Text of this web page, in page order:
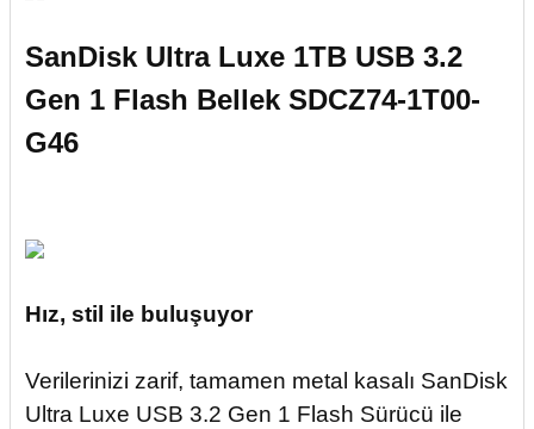
SanDisk Ultra Luxe 1TB USB 3.2
Gen 1 Flash Bellek SDCZ74-1T00-
G46
Hız, stil ile buluşuyor
Verilerinizi zarif, tamamen metal kasalı SanDisk
Ultra Luxe USB 3.2 Gen 1 Flash Sürücü ile